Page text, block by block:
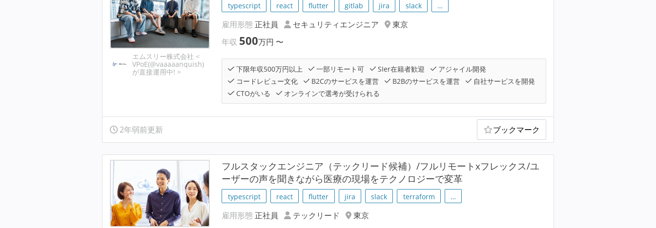
エムスリー株式会社 <
VPoE(@vaaaaanquish)
が直接運用中! >
typescript react flutter gitlab jira slack …
雇用形態 正社員 セキュリティエンジニア
東京
年収 500万円 〜
下限年収500万円以上 一部リモート可 SIer在籍者歓迎
アジャイル開発
コードレビュー文化
B2Cのサービスを運営 B2Bのサービスを運営
自社サービスを開発
CTOがいる
オンラインで選考が受けられる
2年弱前更新 ブックマーク
フルスタックエンジニア（テックリード候補）/フルリモートxフレックス/ユ
ーザーの声を聞きながら医療の現場をテクノロジーで変革
typescript react flutter jira slack terraform …
雇用形態 正社員 テックリード
東京